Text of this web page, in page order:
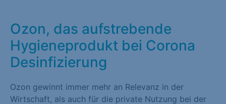
Ozon, das aufstrebende
Hygieneprodukt bei Corona
Desinfizierung
Ozon gewinnt immer mehr an Relevanz in der
Wirtschaft, als auch für die private Nutzung bei der
Marketing (1)
verwendet, um personalisierte Werbung anzuzeigen. Sie tun